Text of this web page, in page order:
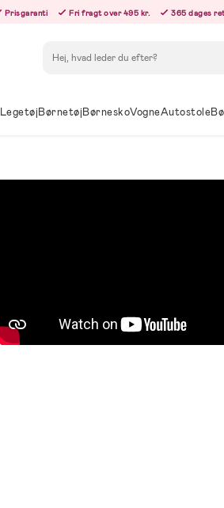
Prisgaranti Fri fragt over 495 kr. 365 dages
LegetøjBørnetøjBørneskoVogneAutostole